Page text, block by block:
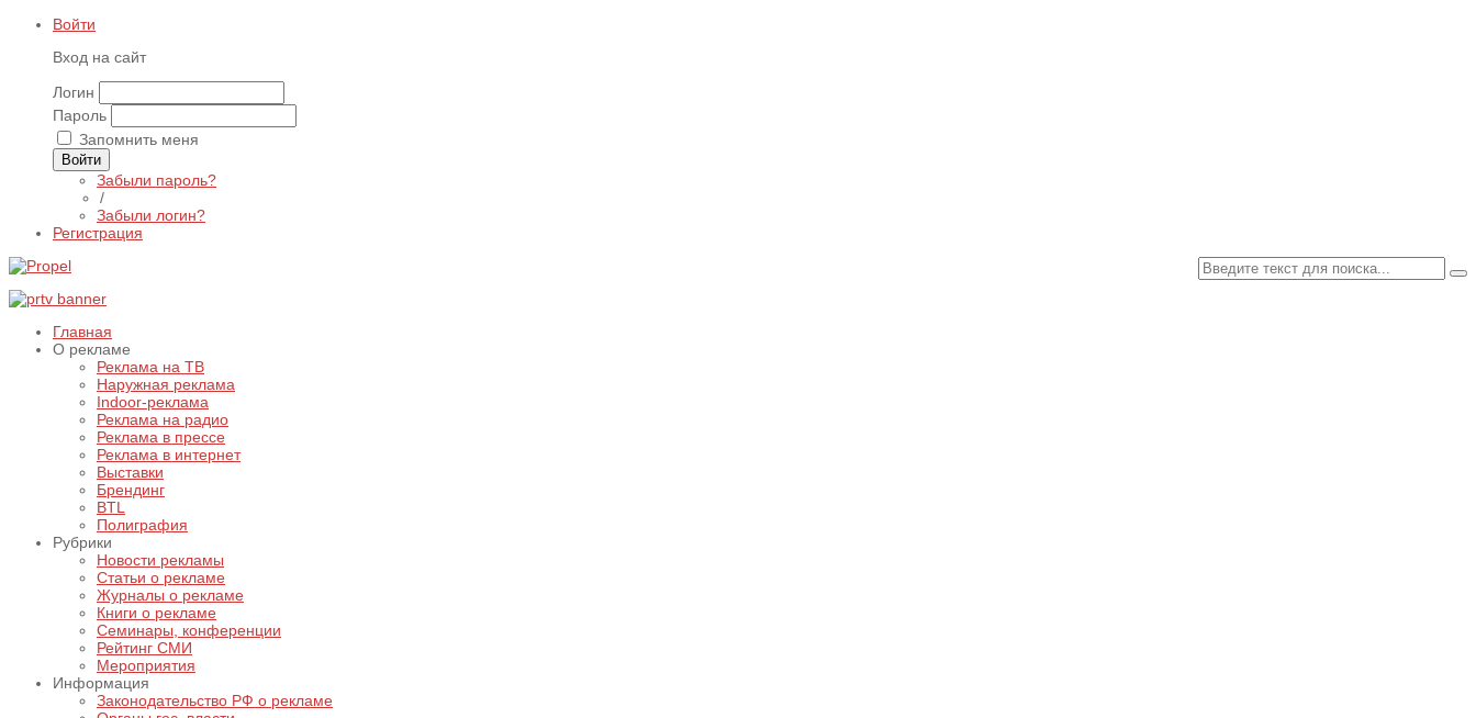
Войти
Вход на сайт
Логин
Пароль
Запомнить меня
Войти
Забыли пароль?
/
Забыли логин?
Регистрация
Главная
О рекламе
Реклама на ТВ
Наружная реклама
Indoor-реклама
Реклама на радио
Реклама в прессе
Реклама в интернет
Выставки
Брендинг
BTL
Полиграфия
Рубрики
Новости рекламы
Статьи о рекламе
Журналы о рекламе
Книги о рекламе
Семинары, конференции
Рейтинг СМИ
Мероприятия
Информация
Законодательство РФ о рекламе